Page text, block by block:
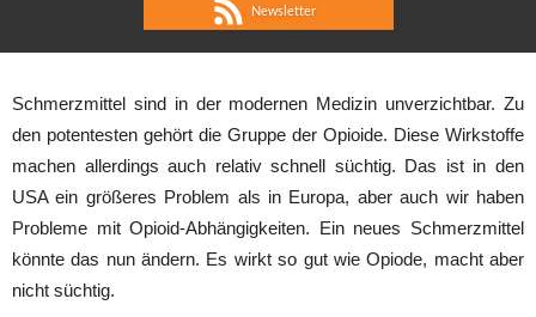
Newsletter
Schmerzmittel sind in der modernen Medizin unverzichtbar. Zu
den potentesten gehört die Gruppe der Opioide. Diese Wirkstoffe
machen allerdings auch relativ schnell süchtig. Das ist in den
USA ein größeres Problem als in Europa, aber auch wir haben
Probleme mit Opioid-Abhängigkeiten. Ein neues Schmerzmittel
könnte das nun ändern. Es wirkt so gut wie Opiode, macht aber
nicht süchtig.